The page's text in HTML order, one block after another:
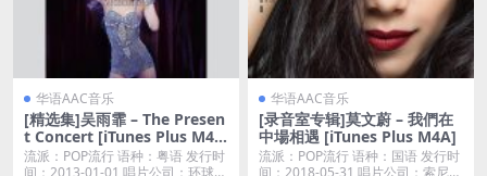
华语AAC音乐
[精选集]吴雨霏 – The Presen
t Concert [iTunes Plus M4
A]
流派：POP流行 语种：粤语 发行时
间：2013-01-01 唱片公司：环球唱
华语AAC音乐
[录音室专辑]莫文蔚 – 我們在
中場相遇 [iTunes Plus M4A]
流派：POP流行 语种：国语 发行时
间：2018-05-31 唱片公司：索尼音